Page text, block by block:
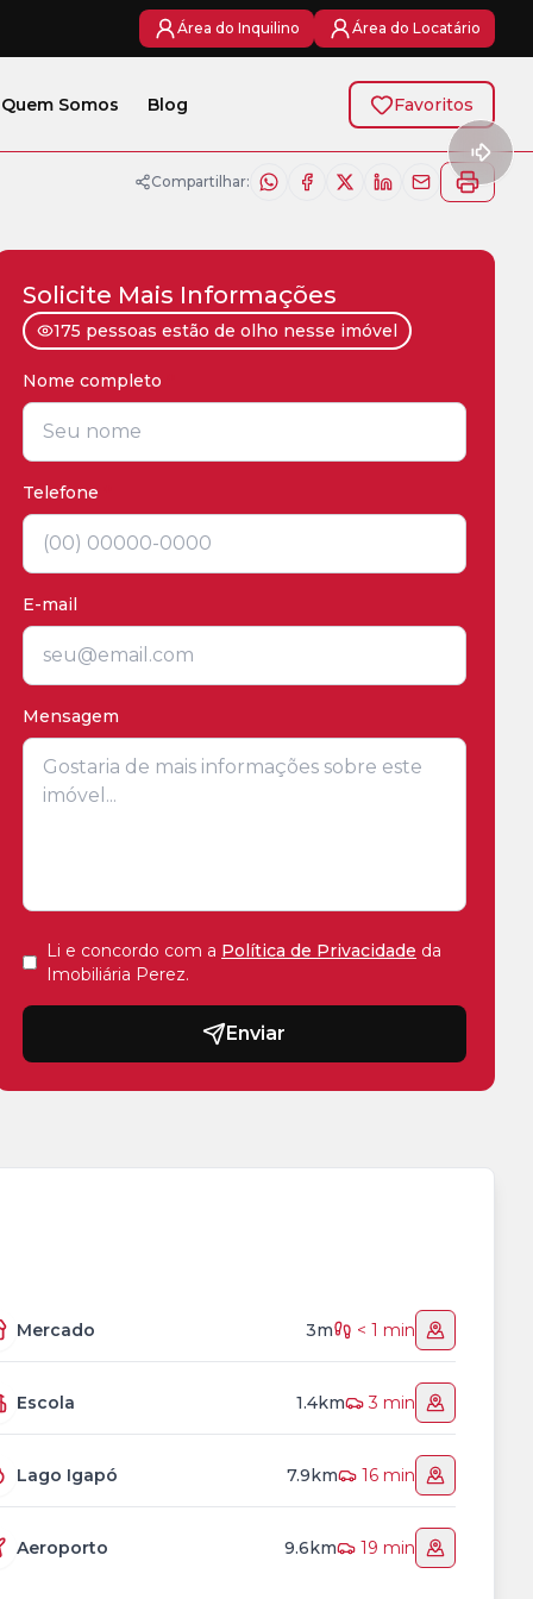
Área do Inquilino Área do Locatário
Quem Somos Blog Favoritos
Compartilhar:
Solicite Mais Informações
175 pessoas estão de olho nesse imóvel
Nome completo
Telefone
E-mail
Mensagem
Li e concordo com a Política de Privacidade da
Imobiliária Perez.
Enviar
Mercado 3m < 1 min
Escola 1.4km 3 min
Lago Igapó 7.9km 16 min
Aeroporto 9.6km 19 min